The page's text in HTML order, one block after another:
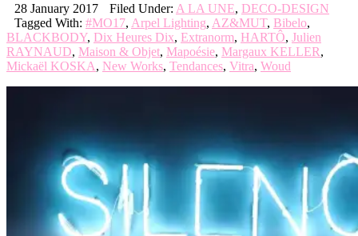
28 January 2017 Filed Under: A LA UNE, DECO-DESIGN
Tagged With: #MO17, Arpel Lighting, AZ&MUT, Bibelo,
BLACKBODY, Dix Heures Dix, Extranorm, HARTÔ, Julien
RAYNAUD, Maison & Objet, Mapoésie, Margaux KELLER,
Mickaël KOSKA, New Works, Tendances, Vitra, Woud